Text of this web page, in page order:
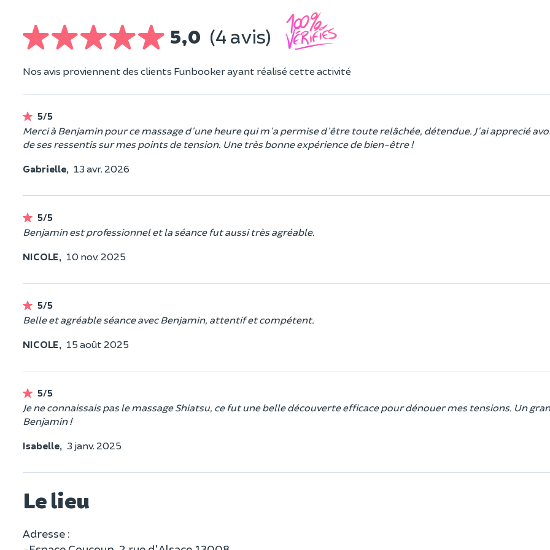
5,0 (4 avis)
Nos avis proviennent des clients Funbooker ayant réalisé cette activité
5/5
Merci à Benjamin pour ce massage d'une heure qui m'a permise d'être toute relâchée, détendue. J'ai apprecié
de ses ressentis sur mes points de tension. Une très bonne expérience de bien-être !
Gabrielle, 13 avr. 2026
5/5
Benjamin est professionnel et la séance fut aussi très agréable.
NICOLE, 10 nov. 2025
5/5
Belle et agréable séance avec Benjamin, attentif et compétent.
NICOLE, 15 août 2025
5/5
Je ne connaissais pas le massage Shiatsu, ce fut une belle découverte efficace pour dénouer mes tensions. Un
Benjamin !
Isabelle, 3 janv. 2025
Le lieu
Adresse :